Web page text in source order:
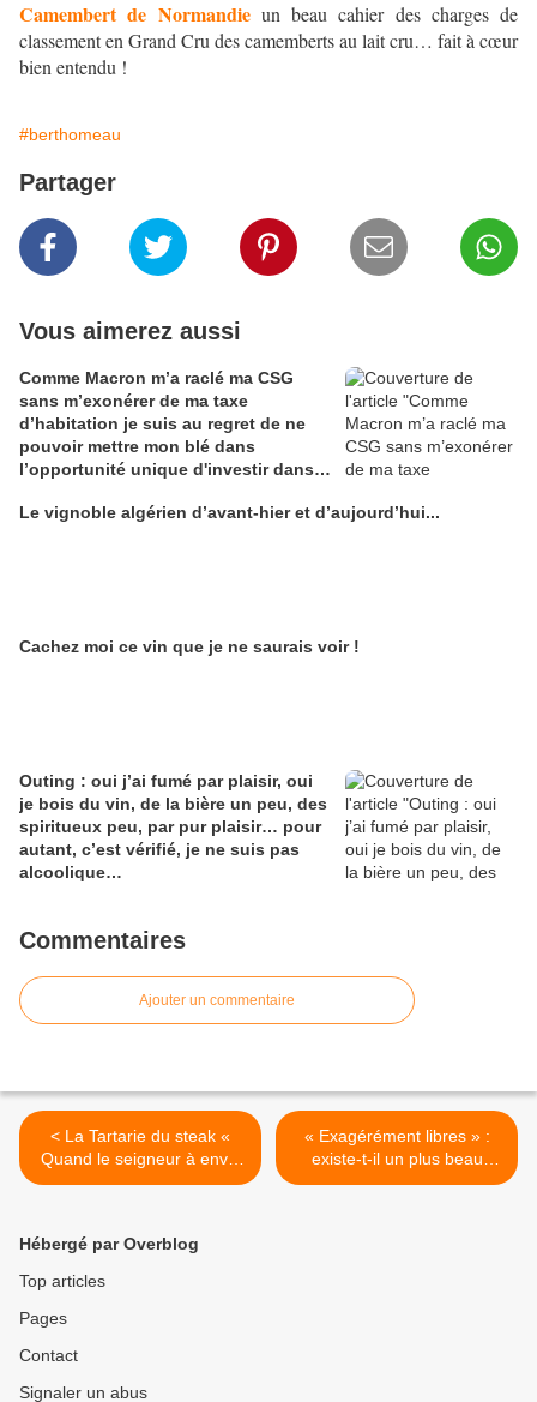
Camembert de Normandie un beau cahier des charges de
classement en Grand Cru des camemberts au lait cru… fait à cœur
bien entendu !
#berthomeau
Partager
Vous aimerez aussi
Comme Macron m’a raclé ma CSG
sans m’exonérer de ma taxe
d’habitation je suis au regret de ne
pouvoir mettre mon blé dans
l’opportunité unique d'investir dans
Alain Edouard
Le vignoble algérien d’avant-hier et d’aujourd’hui...
Cachez moi ce vin que je ne saurais voir !
Outing : oui j’ai fumé par plaisir, oui
je bois du vin, de la bière un peu, des
spiritueux peu, par pur plaisir… pour
autant, c’est vérifié, je ne suis pas
alcoolique…
Commentaires
Ajouter un commentaire
< La Tartarie du steak «
Quand le seigneur à envie
de boire, les coupes se
et s’en vont devant le
seigneur… » Michel
Jules Verne et Dino Buzzati
« Exagérément libres » :
existe-t-il un plus beau
programme de vie
Hébergé par Overblog
Top articles
Pages
Contact
Signaler un abus